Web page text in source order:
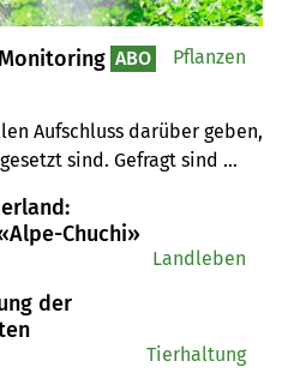
Aufschluss darüber geben,
sind. Gefragt sind
ABO Pflanzen
Chuchi»
Landleben
der
Tierhaltung